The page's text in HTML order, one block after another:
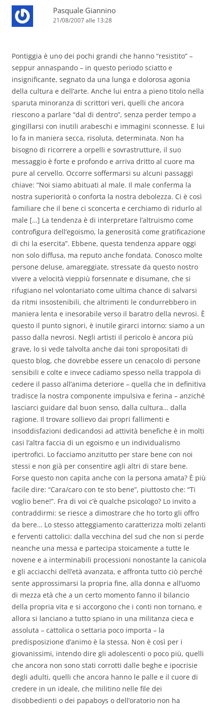
Pasquale Giannino
21/08/2007 alle 13:28
Pontiggia è uno dei pochi grandi che hanno “resistito” –
seppur annaspando – in questo periodo sciatto e
insignificante, segnato da una lunga e dolorosa agonia
della cultura e dell’arte. Anche lui entra a pieno titolo nella
sparuta minoranza di scrittori veri, quelli che ancora
riescono a parlare “dal di dentro”, senza perder tempo a
gingillarsi con inutili arabeschi e immagini sconnesse. E lui
lo fa in maniera secca, risoluta, determinata. Non ha
bisogno di ricorrere a orpelli e sovrastrutture, il suo
messaggio è forte e profondo e arriva dritto al cuore ma
pure al cervello. Occorre soffermarsi su alcuni passaggi
chiave: “Noi siamo abituati al male. Il male conferma la
nostra superiorità o conforta la nostra debolezza. Ci è così
familiare che il bene ci sconcerta e cerchiamo di ridurlo al
male […] La tendenza è di interpretare l’altruismo come
controfigura dell’egoismo, la generosità come gratificazione
di chi la esercita”. Ebbene, questa tendenza appare oggi
non solo diffusa, ma reputo anche fondata. Conosco molte
persone deluse, amareggiate, stressate da questo nostro
vivere a velocità vieppiù forsennate e disumane, che si
rifugiano nel volontariato come ultima chance di salvarsi
da ritmi insostenibili, che altrimenti le condurrebbero in
maniera lenta e inesorabile verso il baratro della nevrosi. È
questo il punto signori, è inutile girarci intorno: siamo a un
passo dalla nevrosi. Negli artisti il pericolo è ancora più
grave, lo si vede talvolta anche dai toni spropositati di
questo blog, che dovrebbe essere un cenacolo di persone
sensibili e colte e invece cadiamo spesso nella trappola di
cedere il passo all’anima deteriore – quella che in definitiva
tradisce la nostra componente impulsiva e ferina – anziché
lasciarci guidare dal buon senso, dalla cultura… dalla
ragione. Il trovare sollievo dai propri fallimenti e
insoddisfazioni dedicandosi ad attività benefiche è in molti
casi l’altra faccia di un egoismo e un individualismo
ipertrofici. Lo facciamo anzitutto per stare bene con noi
stessi e non già per consentire agli altri di stare bene.
Forse questo non capita anche con la persona amata? È più
facile dire: “Cara/caro con te sto bene”, piuttosto che: “Ti
voglio bene!”. Fra di voi c’è qualche psicologo? Lo invito a
contraddirmi: se riesce a dimostrare che ho torto gli offro
da bere… Lo stesso atteggiamento caratterizza molti zelanti
e ferventi cattolici: dalla vecchina del sud che non si perde
neanche una messa e partecipa stoicamente a tutte le
novene e a interminabili processioni nonostante la canicola
e gli acciacchi dell’età avanzata, e affronta tutto ciò perché
sente approssimarsi la propria fine, alla donna e all’uomo
di mezza età che a un certo momento fanno il bilancio
della propria vita e si accorgono che i conti non tornano, e
allora si lanciano a tutto spiano in una militanza cieca e
assoluta – cattolica o settaria poco importa – la
predisposizione d’animo è la stessa. Non è così per i
giovanissimi, intendo dire gli adolescenti o poco più, quelli
che ancora non sono stati corrotti dalle beghe e ipocrisie
degli adulti, quelli che ancora hanno le palle e il cuore di
credere in un ideale, che militino nelle file dei
disobbedienti o dei papaboys o dell’oratorio non ha